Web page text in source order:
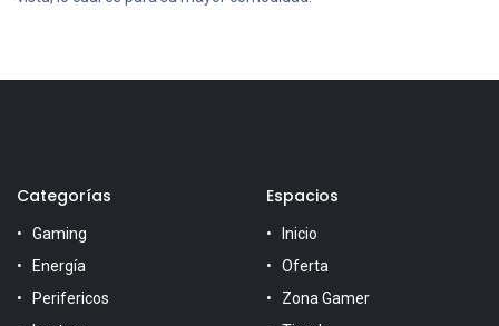
Categorías
Gaming
Energía
Perifericos
Espacios
Inicio
Oferta
Zona Gamer